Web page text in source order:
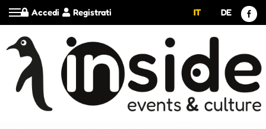
Registrati
Accedi IT DE